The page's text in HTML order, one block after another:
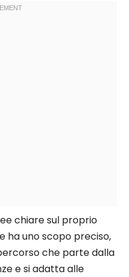
chiare sul proprio
ha uno scopo preciso,
che parte dalla
e si adatta alle